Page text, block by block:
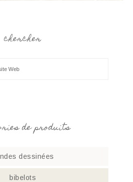
chercher
de produits
dessinées
bibelots